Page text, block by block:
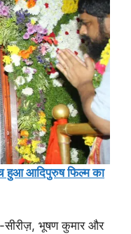
हुआ आदिपुरुष फिल्म का
सीरीज़, भूषण कुमार और